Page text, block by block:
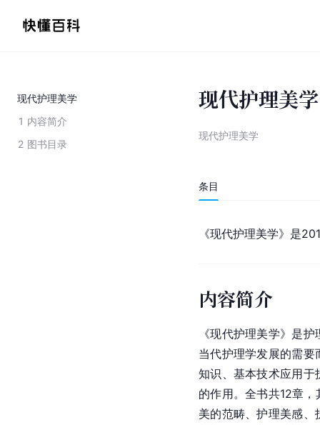
现代护理美学
1 内容简介
2 图书目录
现代护理美学
现代护理美学
条目
《现代护理美学》是
内容简介
《现代护理美学》是护
当代护理学发展的需
知识、基本技术应用于
的作用。全书共12章
美的范畴、护理美感